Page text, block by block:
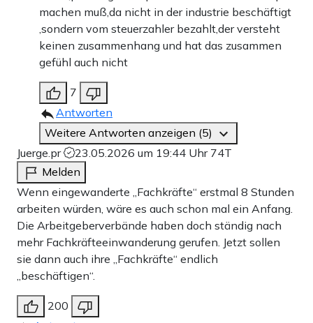
machen muß,da nicht in der industrie beschäftigt
,sondern vom steuerzahler bezahlt,der versteht
keinen zusammenhang und hat das zusammen
gefühl auch nicht
7
Antworten
Weitere Antworten anzeigen (5)
Juerge.pr
23.05.2026 um 19:44 Uhr 74T
Melden
Wenn eingewanderte „Fachkräfte“ erstmal 8 Stunden
arbeiten würden, wäre es auch schon mal ein Anfang.
Die Arbeitgeberverbände haben doch ständig nach
mehr Fachkräfteeinwanderung gerufen. Jetzt sollen
sie dann auch ihre „Fachkräfte“ endlich
„beschäftigen“.
200